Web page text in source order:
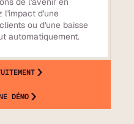
l'impact d'une
ou d'une baisse
automatiquement.
DÉMO